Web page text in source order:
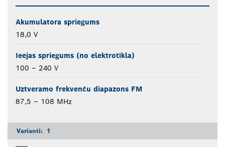
Akumulatora spriegums
18,0 V
Ieejas spriegums (no elektrotīkla)
100 – 240 V
Uztveramo frekvenču diapazons FM
87,5 – 108 MHz
Varianti: 1